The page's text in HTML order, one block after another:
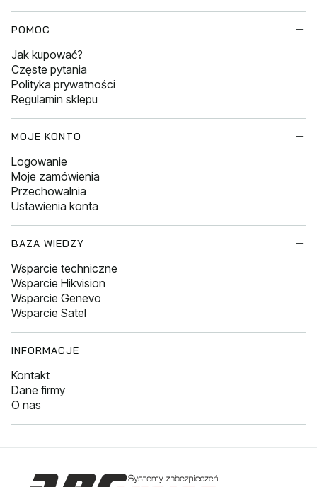
POMOC
Jak kupować?
Częste pytania
Polityka prywatności
Regulamin sklepu
MOJE KONTO
Logowanie
Moje zamówienia
Przechowalnia
Ustawienia konta
BAZA WIEDZY
Wsparcie techniczne
Wsparcie Hikvision
Wsparcie Genevo
Wsparcie Satel
INFORMACJE
Kontakt
Dane firmy
O nas